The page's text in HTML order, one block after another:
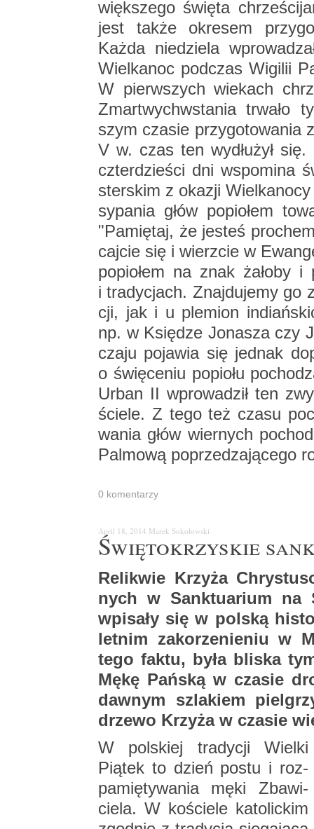
więk­sze­go świę­ta
jest także okre­sem
Każda nie­dzie­la
Wiel­ka­noc pod­czas Wi­gi­lii
W pierw­szych wie­kach
Zmar­twych­wsta­nia trwa­ło
szym cza­sie przy­go­to­wa­nia
V w. czas ten wy­dłu­żył
czter­dzie­ści dni wspo­mi­na
ster­skim z oka­zji
sy­pa­nia głów po­pio­łem
"Pa­mię­taj, że je­steś
caj­cie się i wierz­cie w
po­pio­łem na znak ża­ło­by
i tra­dy­cjach. Znaj­du­je­my go
cji, jak i u ple­mion
np. w Księ­dze Jo­na­sza czy
cza­ju po­ja­wia się jed­nak
o świę­ce­niu po­pio­łu
Urban II wpro­wa­dził ten
ście­le. Z tego też czasu
wa­nia głów wier­nych
Pal­mo­wą po­prze­dza­ją­ce­go
0 ko­men­ta­rzy
April 18, 2014 Marek So­ko­łow­ski
Świę­to­krzy­skie
Re­li­kwie Krzy­ża
nych w Sank­tu­arium na
wpi­sa­ły się w pol­ską
let­nim za­ko­rze­nie­niu w
tego faktu, była bli­ska
Mękę Pań­ską w cza­sie
daw­nym szla­kiem
drze­wo Krzy­ża w cza­sie
W pol­skiej tra­dy­cji Wiel­ki
Pią­tek to dzień postu i roz­
pa­mię­ty­wa­nia męki Zba­wi­
cie­la. W ko­ście­le ka­to­lic­kim